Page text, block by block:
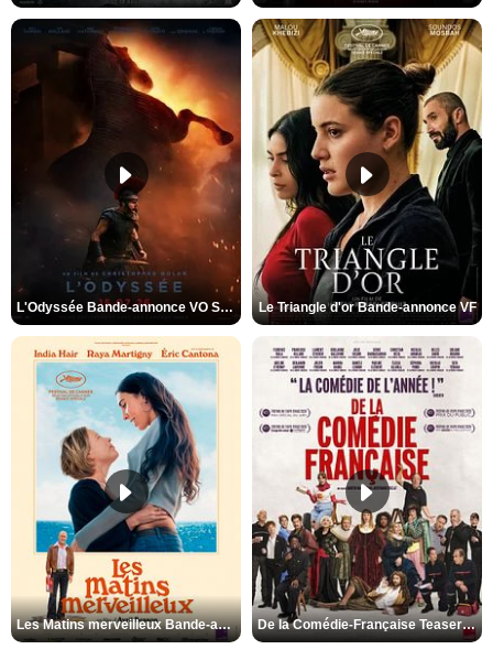
L'Odyssée Bande-annonce VO STFR Le Triangle d'or Bande-annonce VF
Les Matins merveilleux Bande-annonce VF De la Comédie-Française Teaser VF